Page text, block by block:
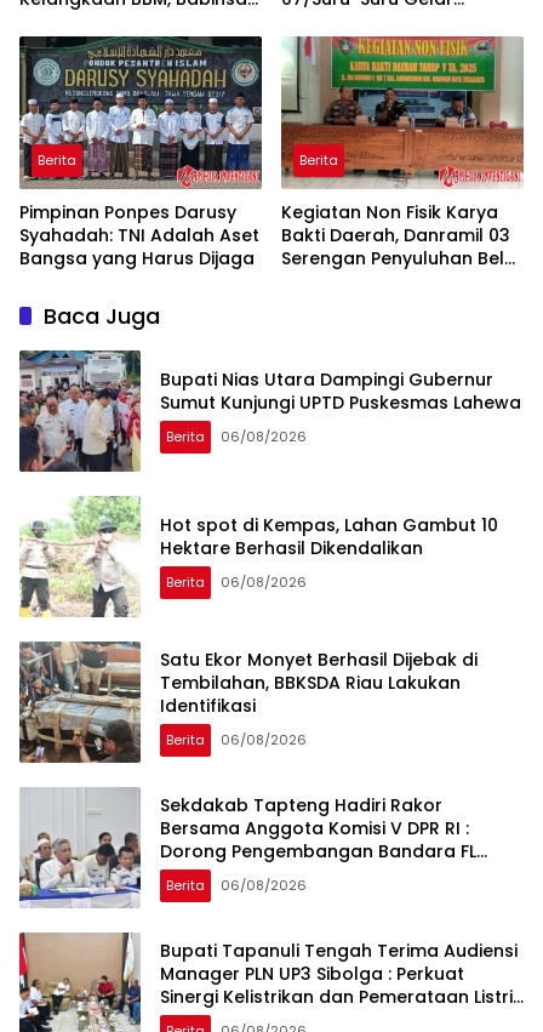
Bantu Tertibkan Antrian di
SPBU
Berita
Pimpinan Ponpes Darusy
Syahadah: TNI Adalah Aset
Bangsa yang Harus Dijaga
Berita
Kegiatan Non Fisik Karya
Bakti Daerah, Danramil 03
Serengan Penyuluhan Bela
Baca Juga
Bupati Nias Utara Dampingi Gubernur
Sumut Kunjungi UPTD Puskesmas Lahewa
Berita 06/08/2026
Hot spot di Kempas, Lahan Gambut 10
Hektare Berhasil Dikendalikan
Berita 06/08/2026
Satu Ekor Monyet Berhasil Dijebak di
Tembilahan, BBKSDA Riau Lakukan
Identifikasi
Berita 06/08/2026
Sekdakab Tapteng Hadiri Rakor
Bersama Anggota Komisi V DPR RI :
Dorong Pengembangan Bandara FL
Tobing dan Pelabuhan Sibolga
Berita 06/08/2026
Bupati Tapanuli Tengah Terima Audiensi
Manager PLN UP3 Sibolga : Perkuat
Sinergi Kelistrikan dan Pemerataan Listrik
Desa